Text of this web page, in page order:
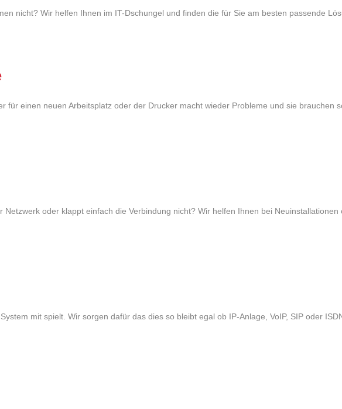
nicht? Wir helfen Ihnen im IT-Dschungel und finden die für Sie am besten passende
für einen neuen Arbeitsplatz oder der Drucker macht wieder Probleme und sie brauchen
Netzwerk oder klappt einfach die Verbindung nicht? Wir helfen Ihnen bei Neuinstallationen
mit spielt. Wir sorgen dafür das dies so bleibt egal ob IP-Anlage, VoIP, SIP oder